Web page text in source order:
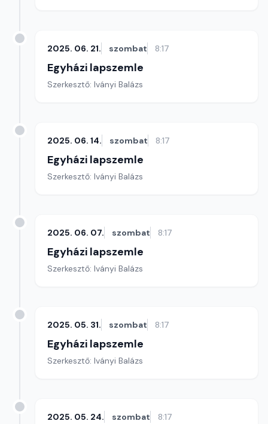
2025. 06. 21. szombat 8:17
Egyházi lapszemle
Szerkesztő: Iványi Balázs
2025. 06. 14. szombat 8:17
Egyházi lapszemle
Szerkesztő: Iványi Balázs
2025. 06. 07. szombat 8:17
Egyházi lapszemle
Szerkesztő: Iványi Balázs
2025. 05. 31. szombat 8:17
Egyházi lapszemle
Szerkesztő: Iványi Balázs
2025. 05. 24. szombat 8:17